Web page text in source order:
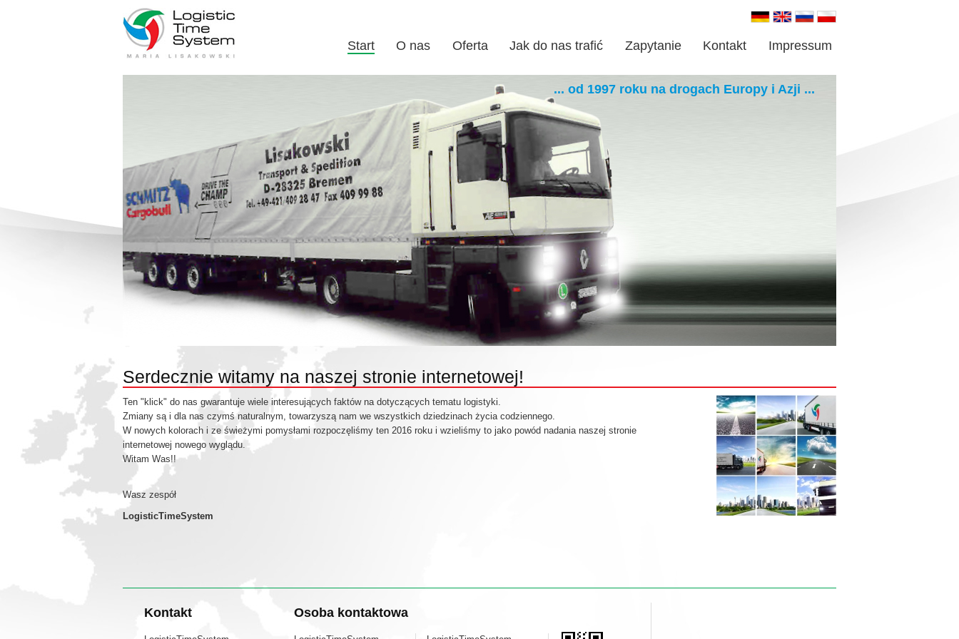
Start O nas Oferta Jak do nas trafić Zapytanie Kontakt Impressum
... od 1997 roku na drogach Europy i Azji ...
Serdecznie witamy na naszej stronie internetowej!
Ten "klick" do nas gwarantuje wiele interesujących faktów na dotyczących tematu ogistyki.
Zmiany sąi dla nas czymś naturalnym, towarzyszą nam we wszystkich dziedzinach życia codziennego.
W nowych kolorach i ze świeżymi pomysłami rozpoczęliśmy ten 2016 roku i wzieliśmy to jako powód nadania naszej stronie
internetowej nowego wyglądu.
Witam Was!!
Wasz zespół
LogisticTimeSystem
Kontakt Osoba kontaktowa